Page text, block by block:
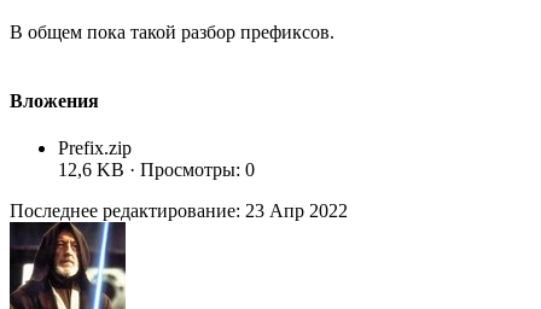
В общем пока такой разбор префиксов.
Вложения
Prefix.zip
12,6 KB · Просмотры: 0
Последнее редактирование: 23 Апр 2022